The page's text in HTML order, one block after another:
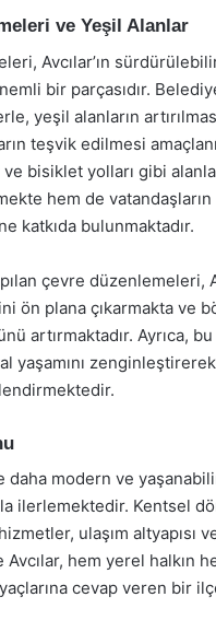
ve Yeşil Alanlar
Avcılar’ın
bir parçasıdır.
yeşil alanların
teşvik edilmesi
bisiklet yolları gibi
hem de vatandaşların
katkıda bulunmaktadır.
çevre düzenlemeleri,
ön plana çıkarmakta ve
artırmaktadır. Ayrıca,
yaşamını
daha modern ve
ilerlemektedir. Kentsel
ulaşım altyapısı
hem yerel halkın
cevap veren bir